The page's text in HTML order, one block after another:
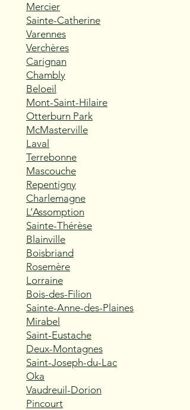
Mercier
Sainte-Catherine
Varennes
Verchères
Carignan
Chambly
Beloeil
Mont-Saint-Hilaire
Otterburn Park
McMasterville
Laval
Terrebonne
Mascouche
Repentigny
Charlemagne
L’Assomption
Sainte-Thérèse
Blainville
Boisbriand
Rosemère
Lorraine
Bois-des-Filion
Sainte-Anne-des-Plaines
Mirabel
Saint-Eustache
Deux-Montagnes
Saint-Joseph-du-Lac
Oka
Vaudreuil-Dorion
Pincourt